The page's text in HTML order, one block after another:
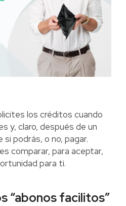
los créditos cuando
y, claro, después de un
podrás, o no, pagar.
comparar, para aceptar,
para ti.
“abonos facilitos”